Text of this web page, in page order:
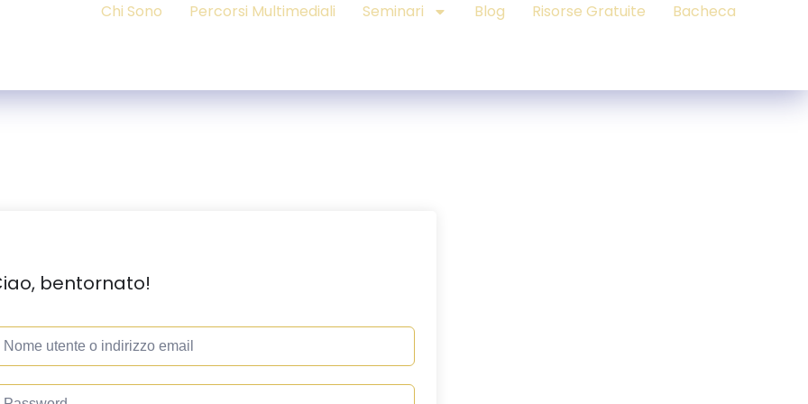
Chi Sono Percorsi Multimediali Seminari Blog Risorse Gratuite Bacheca
bentornato!